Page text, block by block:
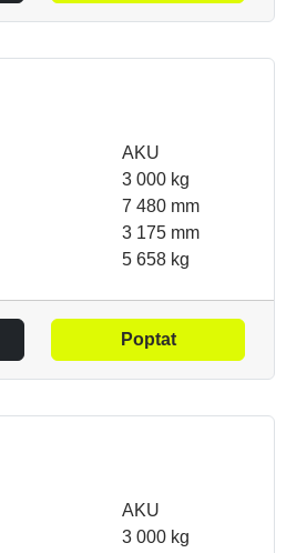
AKU
3 000 kg
7 480 mm
3 175 mm
5 658 kg
Poptat
AKU
3 000 kg